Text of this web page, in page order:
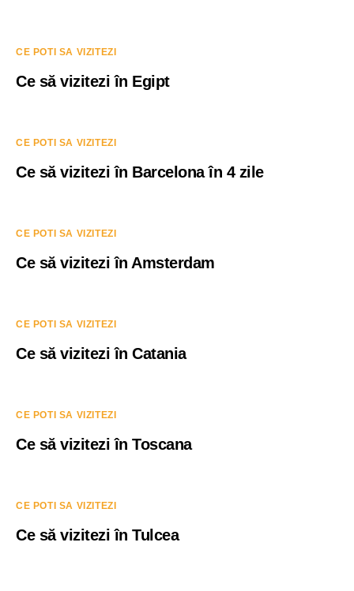
CE POTI SA VIZITEZI
Ce să vizitezi în Egipt
CE POTI SA VIZITEZI
Ce să vizitezi în Barcelona în 4 zile
CE POTI SA VIZITEZI
Ce să vizitezi în Amsterdam
CE POTI SA VIZITEZI
Ce să vizitezi în Catania
CE POTI SA VIZITEZI
Ce să vizitezi în Toscana
CE POTI SA VIZITEZI
Ce să vizitezi în Tulcea